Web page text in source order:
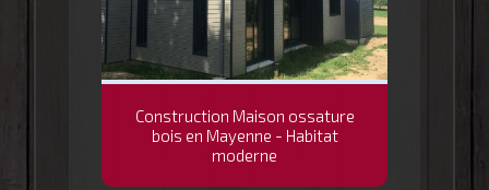
Construction Maison ossature
bois en Mayenne - Habitat
moderne